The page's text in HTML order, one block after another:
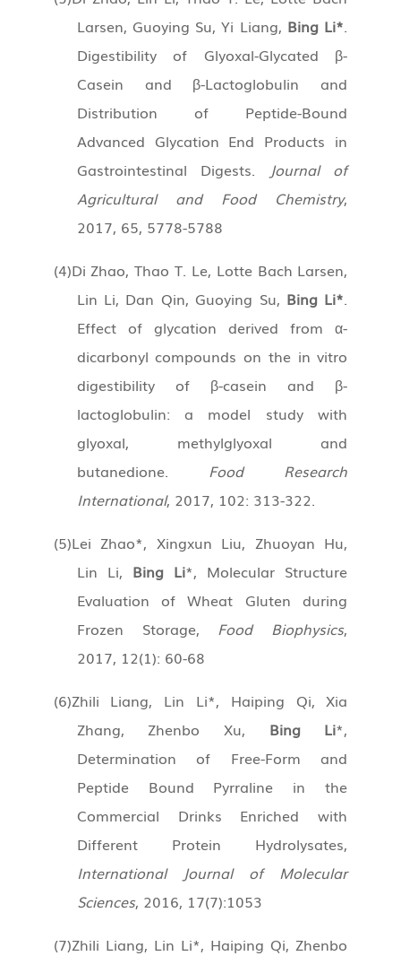
Larsen, Guoying Su, Yi Liang, Bing Li*.
Digestibility of Glyoxal-Glycated β-
Casein and β-Lactoglobulin and
Distribution of Peptide-Bound
Advanced Glycation End Products in
Gastrointestinal Digests.
Journal of
Agricultural and Food Chemistry,
2017, 65, 5778-5788
(4)Di Zhao, Thao T. Le, Lotte Bach Larsen,
Lin Li, Dan Qin, Guoying Su, Bing Li*.
Effect of glycation derived from α-
dicarbonyl compounds on the in vitro
digestibility of β-casein and β-
lactoglobulin: a model study with
glyoxal, methylglyoxal and
butanedione. Food Research
International, 2017, 102: 313-322.
(5)Lei Zhao*, Xingxun Liu, Zhuoyan Hu,
Lin Li, Bing Li*, Molecular Structure
Evaluation of Wheat Gluten during
Frozen Storage, Food Biophysics,
2017, 12(1): 60-68
(6)Zhili Liang, Lin Li*, Haiping Qi, Xia
Zhang, Zhenbo Xu, Bing Li*,
Determination of Free-Form and
Peptide Bound Pyrraline in the
Commercial Drinks Enriched with
Different Protein Hydrolysates,
International Journal of Molecular
Sciences, 2016, 17(7):1053
(7)Zhili Liang, Lin Li*, Haiping Qi, Zhenbo